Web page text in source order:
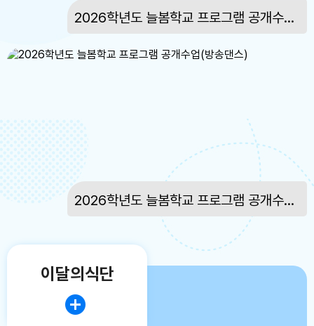
광복절
대체공휴일
29 토요휴업일
2026학년도 늘봄학교 프로그램 공개수업(한자)
2026학년도 늘봄학교 프로그램 공개수업(방송댄스)
이달의식단